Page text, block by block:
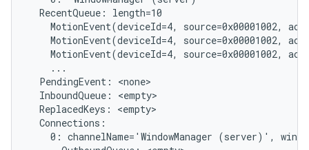
  RecentQueue: length=10
MotionEvent(deviceId=4, source=0x00001002,
MotionEvent(deviceId=4, source=0x00001002,
MotionEvent(deviceId=4, source=0x00001002,
    ...
  PendingEvent: <none>
  InboundQueue: <empty>
  ReplacedKeys: <empty>
  Connections:
0: channelName='WindowManager (server)',